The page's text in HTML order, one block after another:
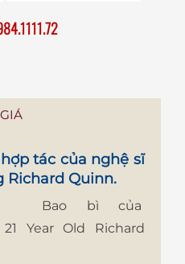
tác của nghệ sĩ
Richard Quinn.
của
Year Old Richard